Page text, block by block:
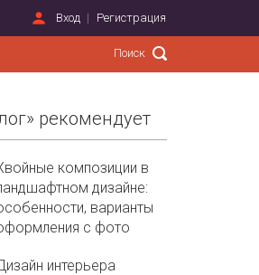
Вход Регистрация
рекомендует
композиции в
дизайне:
варианты
с фото
интерьера